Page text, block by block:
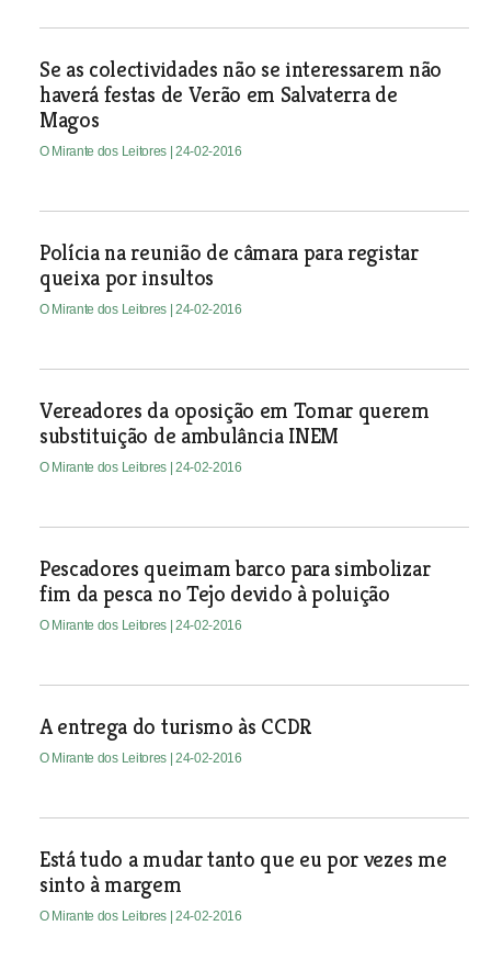
Se as colectividades não se interessarem não
haverá festas de Verão em Salvaterra de
Magos
O Mirante dos Leitores | 24-02-2016
Polícia na reunião de câmara para registar
queixa por insultos
O Mirante dos Leitores | 24-02-2016
Vereadores da oposição em Tomar querem
substituição de ambulância INEM
O Mirante dos Leitores | 24-02-2016
Pescadores queimam barco para simbolizar
fim da pesca no Tejo devido à poluição
O Mirante dos Leitores | 24-02-2016
A entrega do turismo às CCDR
O Mirante dos Leitores | 24-02-2016
Está tudo a mudar tanto que eu por vezes me
sinto à margem
O Mirante dos Leitores | 24-02-2016